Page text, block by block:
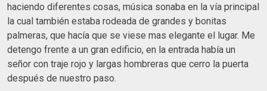
haciendo diferentes cosas, música sonaba en la vía principal
la cual también estaba rodeada de grandes y bonitas
palmeras, que hacía que se viese mas elegante el lugar. Me
detengo frente a un gran edificio, en la entrada había un
señor con traje rojo y largas hombreras que cerro la puerta
después de nuestro paso.